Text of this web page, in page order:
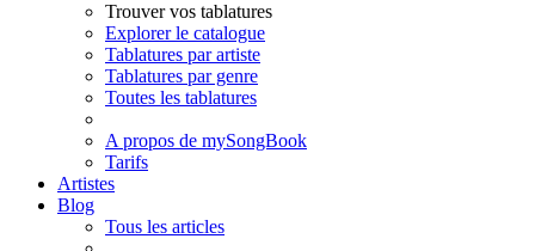
Trouver vos tablatures
Explorer le catalogue
Tablatures par artiste
Tablatures par genre
Toutes les tablatures
A propos de mySongBook
Tarifs
Artistes
Blog
Tous les articles